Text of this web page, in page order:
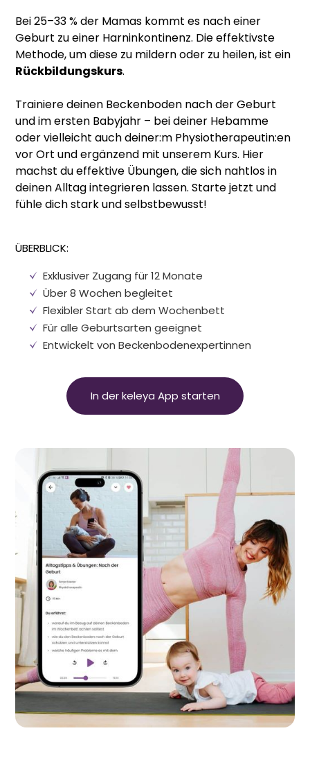
Bei 25–33 % der Mamas kommt es nach einer
Geburt zu einer Harninkontinenz. Die effektivste
Methode, um diese zu mildern oder zu heilen, ist ein
Rückbildungskurs.
Trainiere deinen Beckenboden nach der Geburt
und im ersten Babyjahr – bei deiner Hebamme
oder vielleicht auch deiner:m Physiotherapeutin:en
vor Ort und ergänzend mit unserem Kurs. Hier
machst du effektive Übungen, die sich nahtlos in
deinen Alltag integrieren lassen. Starte jetzt und
fühle dich stark und selbstbewusst!
ÜBERBLICK:
Exklusiver Zugang für 12 Monate
Über 8 Wochen begleitet
Flexibler Start ab dem Wochenbett
Für alle Geburtsarten geeignet
Entwickelt von Beckenbodenexpertinnen
In der keleya App starten